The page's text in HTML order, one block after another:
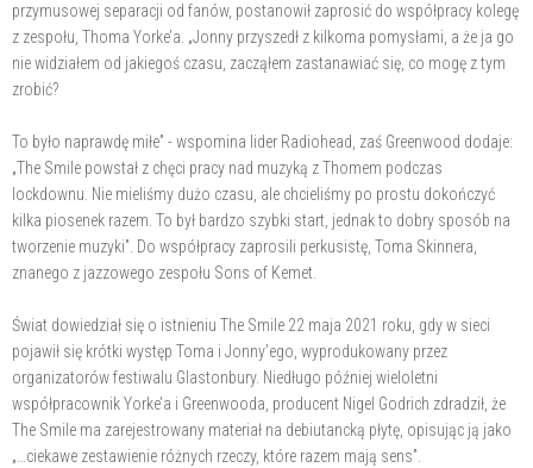
przymusowej separacji od fanów, postanowił zaprosić do współpracy kolegę
z zespołu, Thoma Yorke’a. „Jonny przyszedł z kilkoma pomysłami, a że ja go
nie widziałem od jakiegoś czasu, zacząłem zastanawiać się, co mogę z tym
zrobić?
To było naprawdę miłe” - wspomina lider Radiohead, zaś Greenwood dodaje:
„The Smile powstał z chęci pracy nad muzyką z Thomem podczas
lockdownu. Nie mieliśmy dużo czasu, ale chcieliśmy po prostu dokończyć
kilka piosenek razem. To był bardzo szybki start, jednak to dobry sposób na
tworzenie muzyki”. Do współpracy zaprosili perkusistę, Toma Skinnera,
znanego z jazzowego zespołu Sons of Kemet.
Świat dowiedział się o istnieniu The Smile 22 maja 2021 roku, gdy w sieci
pojawił się krótki występ Toma i Jonny’ego, wyprodukowany przez
organizatorów festiwalu Glastonbury. Niedługo później wieloletni
współpracownik Yorke’a i Greenwooda, producent Nigel Godrich zdradził, że
The Smile ma zarejestrowany materiał na debiutancką płytę, opisując ją jako
„…ciekawe zestawienie różnych rzeczy, które razem mają sens”.